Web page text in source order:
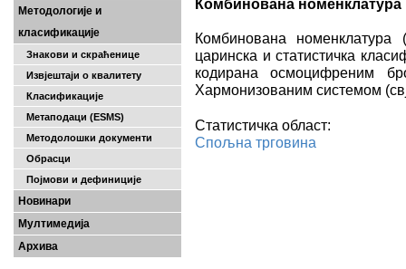
Методологије и
класификације
Знакови и скраћенице
Извјештаји о квалитету
Класификације
Метаподаци (ESMS)
Методолошки документи
Обрасци
Појмови и дефиниције
Новинари
Мултимедија
Архива
Комбинована номенклатура
Комбинована
царинска и статистичка
кодирана осмоцифреним
Хармонизованим системом
Статистичка област:
Спољна трговина